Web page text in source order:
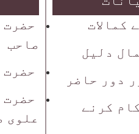
کمالات
دلیل
دور حاضر
کرنے
حضرت
صاحب
حضرت
حضرت
علوی